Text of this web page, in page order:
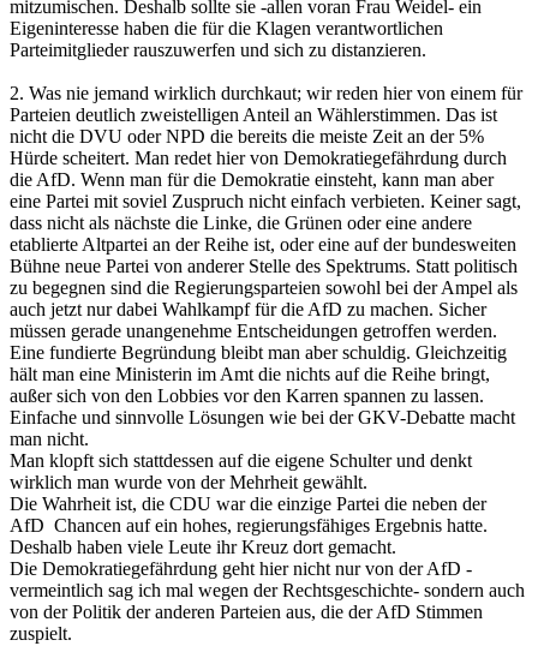
mitzumischen. Deshalb sollte sie -allen voran Frau Weidel- ein
Eigeninteresse haben die für die Klagen verantwortlichen
Parteimitglieder rauszuwerfen und sich zu distanzieren.
2. Was nie jemand wirklich durchkaut; wir reden hier von einem für
Parteien deutlich zweistelligen Anteil an Wählerstimmen. Das ist
nicht die DVU oder NPD die bereits die meiste Zeit an der 5%
Hürde scheitert. Man redet hier von Demokratiegefährdung durch
die AfD. Wenn man für die Demokratie einsteht, kann man aber
eine Partei mit soviel Zuspruch nicht einfach verbieten. Keiner sagt,
dass nicht als nächste die Linke, die Grünen oder eine andere
etablierte Altpartei an der Reihe ist, oder eine auf der bundesweiten
Bühne neue Partei von anderer Stelle des Spektrums. Statt politisch
zu begegnen sind die Regierungsparteien sowohl bei der Ampel als
auch jetzt nur dabei Wahlkampf für die AfD zu machen. Sicher
müssen gerade unangenehme Entscheidungen getroffen werden.
Eine fundierte Begründung bleibt man aber schuldig. Gleichzeitig
hält man eine Ministerin im Amt die nichts auf die Reihe bringt,
außer sich von den Lobbies vor den Karren spannen zu lassen.
Einfache und sinnvolle Lösungen wie bei der GKV-Debatte macht
man nicht.
Man klopft sich stattdessen auf die eigene Schulter und denkt
wirklich man wurde von der Mehrheit gewählt.
Die Wahrheit ist, die CDU war die einzige Partei die neben der
AfD Chancen auf ein hohes, regierungsfähiges Ergebnis hatte.
Deshalb haben viele Leute ihr Kreuz dort gemacht.
Die Demokratiegefährdung geht hier nicht nur von der AfD -
vermeintlich sag ich mal wegen der Rechtsgeschichte- sondern auch
von der Politik der anderen Parteien aus, die der AfD Stimmen
zuspielt.